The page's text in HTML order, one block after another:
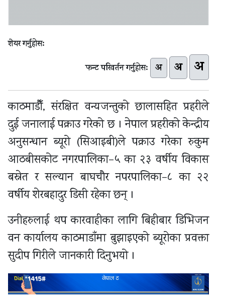
शेयर गर्नुहोस:
फन्ट परिवर्तन गर्नुहोस: अ अ अ
काठमाडौँ, संरक्षित वन्यजन्तुको छालासहित प्रहरीले
दुई जनालाई पक्राउ गरेको छ । नेपाल प्रहरीको केन्द्रीय
अनुसन्धान ब्यूरो (सिआइबी)ले पक्राउ गरेका रुकुम
आठबीसकोट नगरपालिका–५ का २३ वर्षीय विकास
बस्नेत र सल्यान बाघचौर नपरपालिका–८ का २२
वर्षीय शेरबहादुर डिसी रहेका छन् ।
उनीहरुलाई थप कारवाहीका लागि बिहीबार डिभिजन
वन कार्यालय काठमाडाँमा बुझाइएको ब्यूरोका प्रवक्ता
सुदीप गिरीले जानकारी दिनुभयो ।